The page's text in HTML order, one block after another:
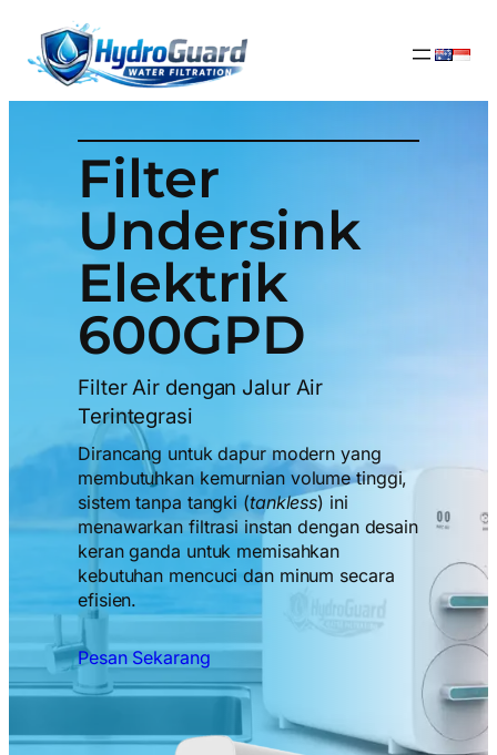
konten
Filter
Undersink
Elektrik
600GPD
Filter Air dengan Jalur Air
Terintegrasi
Dirancang untuk dapur modern yang
membutuhkan kemurnian volume tinggi,
sistem tanpa tangki (tankless) ini
menawarkan filtrasi instan dengan desain
keran ganda untuk memisahkan
kebutuhan mencuci dan minum secara
efisien.
Pesan Sekarang